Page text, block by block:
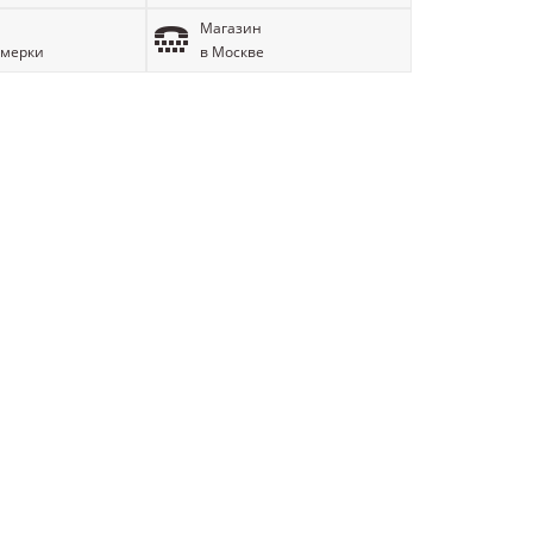
Магазин
в Москве